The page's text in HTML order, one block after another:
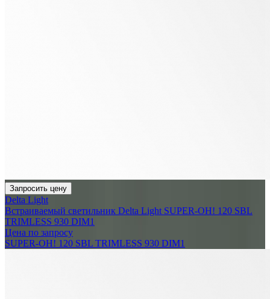
Запросить цену
Delta Light
Встраиваемый светильник Delta Light SUPER-OH! 120 SBL
TRIMLESS 930 DIM1
Цена по запросу
SUPER-OH! 120 SBL TRIMLESS 930 DIM1